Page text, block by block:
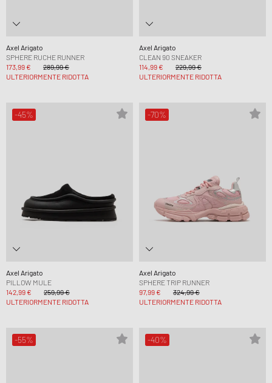
Axel Arigato
SPHERE RUCHE RUNNER
173,99 €
289,99 €
ULTERIORMENTE RIDOTTA
Axel Arigato
CLEAN 90 SNEAKER
114,99 €
229,99 €
ULTERIORMENTE RIDOTTA
-45%
Axel Arigato
PILLOW MULE
142,99 €
259,99 €
ULTERIORMENTE RIDOTTA
-70%
Axel Arigato
SPHERE TRIP RUNNER
97,99 €
324,99 €
ULTERIORMENTE RIDOTTA
-55% -40%